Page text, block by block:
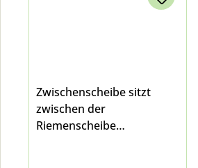
Zwischenscheibe sitzt
zwischen der
Riemenscheibe